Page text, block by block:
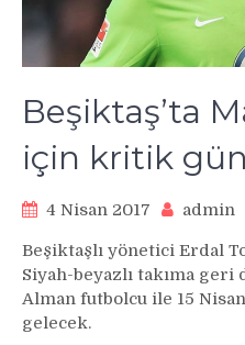
Beşiktaş’ta
için kritik
4 Nisan 2017 admin
Beşiktaşlı yönetici Erdal
Siyah-beyazlı takıma
Alman futbolcu ile 15
gelecek.